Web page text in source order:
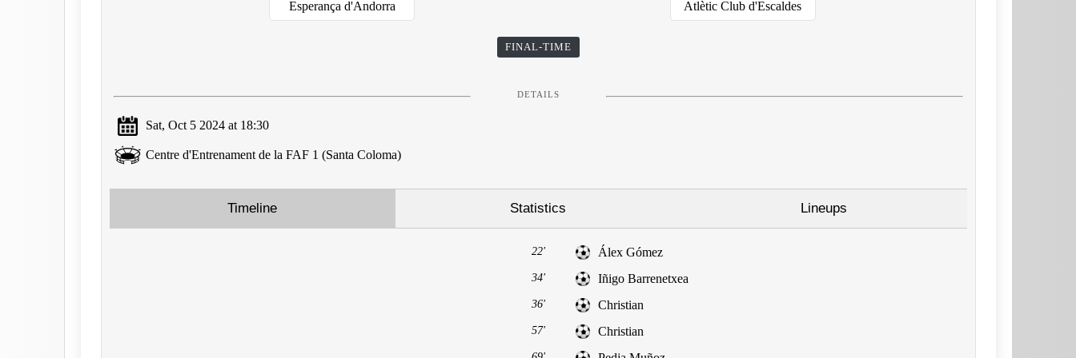
Esperança d'Andorra Atlètic Club d'Escaldes
FINAL-TIME
DETAILS
Sat, Oct 5 2024 at 18:30
Centre d'Entrenament de la FAF 1 (Santa Coloma)
Timeline Statistics Lineups
22' Álex Gómez
34' Iñigo Barrenetxea
36' Christian
57' Christian